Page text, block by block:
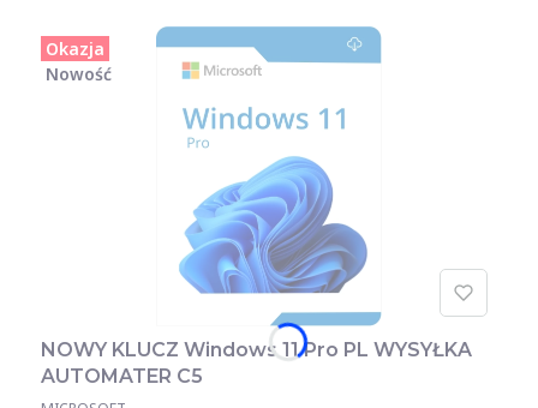
Okazja
Nowość
NOWY KLUCZ Windows 11 Pro PL WYSYŁKA
AUTOMATER C5